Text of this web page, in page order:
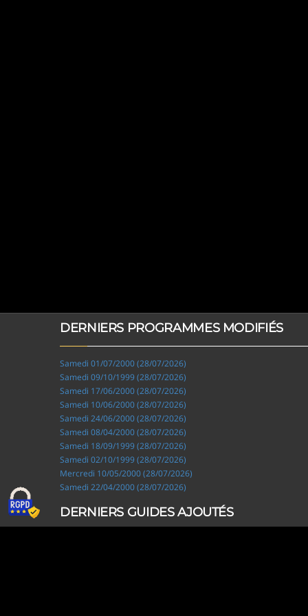
DERNIERS PROGRAMMES MODIFIÉS
Samedi 01/07/2000 (28/07/2026)
Samedi 09/10/1999 (28/07/2026)
Samedi 17/06/2000 (28/07/2026)
Samedi 10/06/2000 (28/07/2026)
Samedi 24/06/2000 (28/07/2026)
Samedi 08/04/2000 (28/07/2026)
Samedi 18/09/1999 (28/07/2026)
Samedi 02/10/1999 (28/07/2026)
Mercredi 10/05/2000 (28/07/2026)
Samedi 22/04/2000 (28/07/2026)
DERNIERS GUIDES AJOUTÉS